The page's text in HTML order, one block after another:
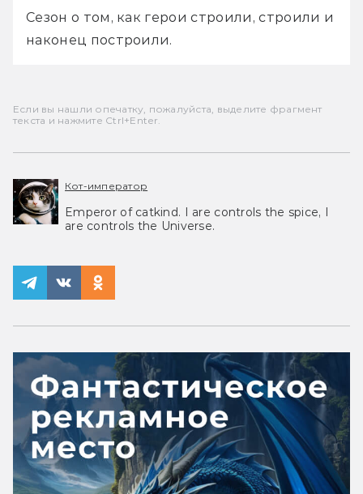
Сезон о том, как герои строили, строили и
наконец построили.
Если вы нашли опечатку, пожалуйста, выделите фрагмент
текста и нажмите Ctrl+Enter.
Кот-император
Emperor of catkind. I are controls the spice, I
are controls the Universe.